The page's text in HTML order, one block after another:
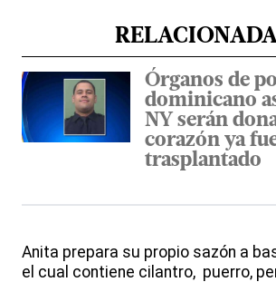
Órganos de
dominicano
NY serán
corazón ya
trasplantado
Anita prepara su propio sazón a
el cual contiene cilantro, puerro,